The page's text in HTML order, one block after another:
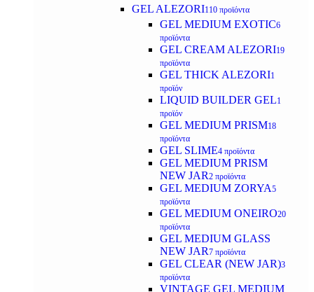
GEL ALEZORI110 προϊόντα
GEL MEDIUM EXOTIC6
προϊόντα
GEL CREAM ALEZORI19
προϊόντα
GEL THICK ALEZORI1
προϊόν
LIQUID BUILDER GEL1
προϊόν
GEL MEDIUM PRISM18
προϊόντα
GEL SLIME4 προϊόντα
GEL MEDIUM PRISM
NEW JAR2 προϊόντα
GEL MEDIUM ZORYA5
προϊόντα
GEL MEDIUM ONEIRO20
προϊόντα
GEL MEDIUM GLASS
NEW JAR7 προϊόντα
GEL CLEAR (NEW JAR)3
προϊόντα
VINTAGE GEL MEDIUM